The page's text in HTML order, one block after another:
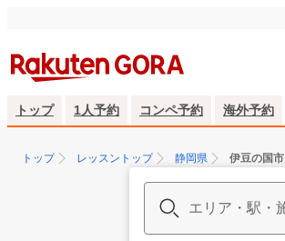
トップ 1人予約 コンペ予約 海外予約
トップ レッスントップ 静岡県 伊豆の国市